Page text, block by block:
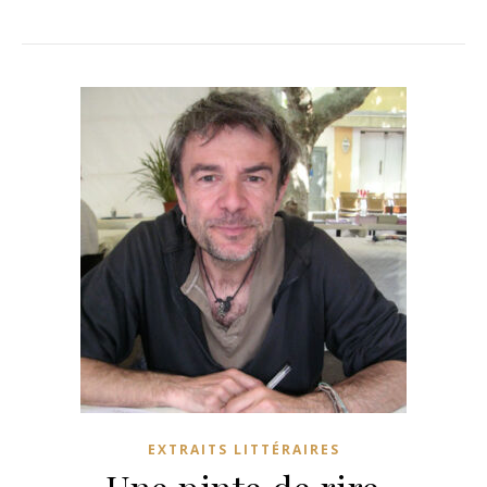
EXTRAITS LITTÉRAIRES